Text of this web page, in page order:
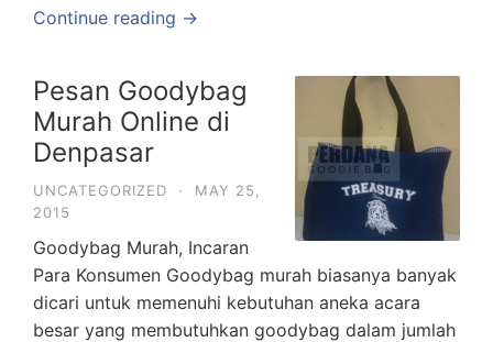
Continue reading →
Pesan Goodybag
Murah Online di
Denpasar
UNCATEGORIZED ·
MAY 25,
2015
Goodybag Murah, Incaran
Para Konsumen Goodybag murah biasanya banyak
dicari untuk memenuhi kebutuhan aneka acara
besar yang membutuhkan goodybag dalam jumlah